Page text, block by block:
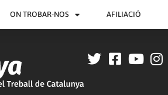
ON TROBAR-NOS AFILIACIÓ